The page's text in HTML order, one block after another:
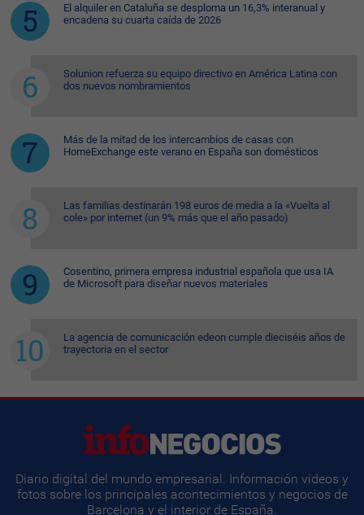
El alquiler en Cataluña se desploma un 16,3% interanual y
encadena su cuarta caída de 2026
Solunion refuerza su equipo directivo en América Latina con
dos nuevos nombramientos
Más de la mitad de los intercambios de casas con
HomeExchange este verano en España son domésticos
Las familias destinarán 198 euros de media a la «Vuelta al
cole» por internet (un 9% más que el año pasado)
Cosentino, primera empresa industrial española que usa IA
de Microsoft para diseñar nuevos materiales
La agencia de comunicación edeon cumple dieciséis años de
trayectoria en el sector
Diario digital del mundo empresarial. Información videos y
fotos sobre los principales acontecimientos y negocios de
Barcelona y el interior de España.